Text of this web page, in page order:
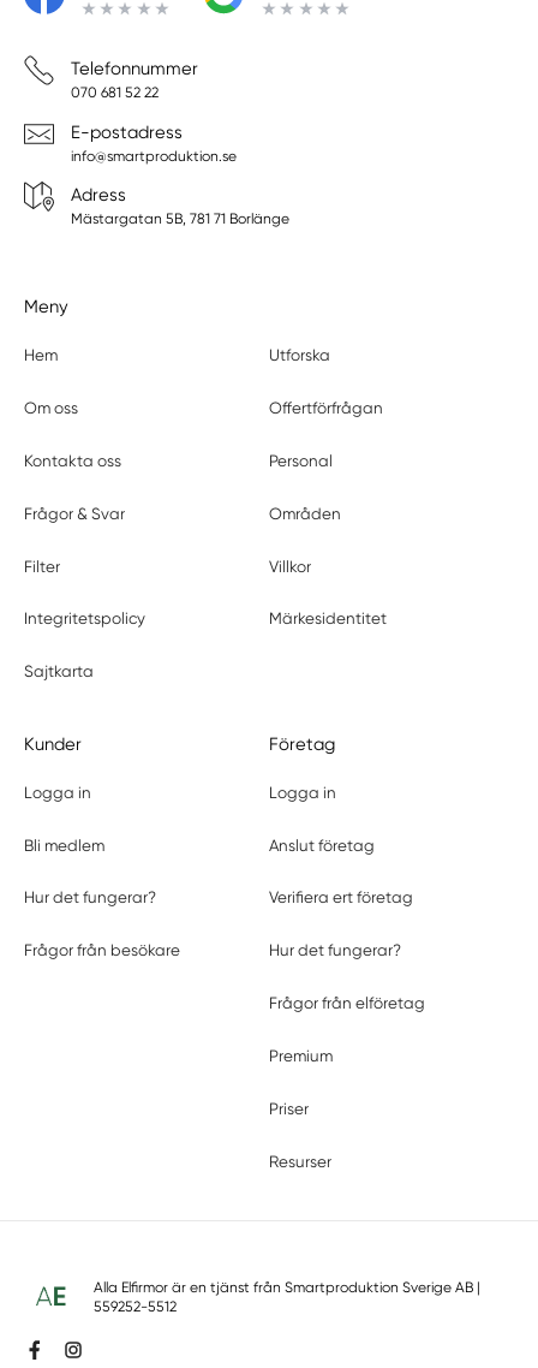
Telefonnummer
070 681 52 22
E-postadress
info@smartproduktion.se
Adress
Mästargatan 5B, 781 71 Borlänge
Meny
Hem Utforska
Om oss Offertförfrågan
Kontakta oss Personal
Frågor & Svar Områden
Filter Villkor
Integritetspolicy Märkesidentitet
Sajtkarta
Kunder
Logga in
Bli medlem
Hur det fungerar?
Frågor från besökare
Företag
Logga in
Anslut företag
Verifiera ert företag
Hur det fungerar?
Frågor från elföretag
Premium
Priser
Resurser
Alla Elfirmor är en tjänst från Smartproduktion Sverige AB|
559252-5512